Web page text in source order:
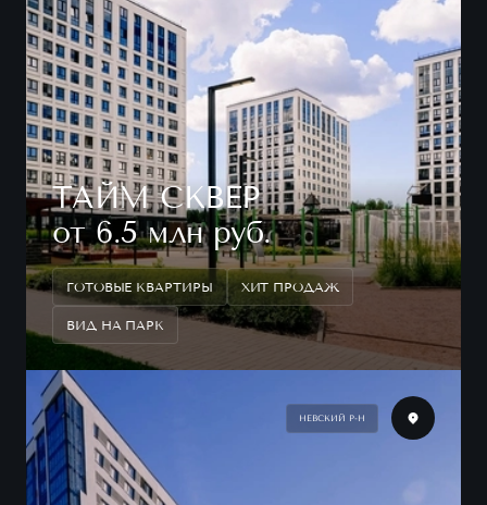
ТАЙМ СКВЕР
от 6.5 млн руб.
ГОТОВЫЕ КВАРТИРЫ ХИТ ПРОДАЖ
ВИД НА ПАРК
НЕВСКИЙ Р-Н